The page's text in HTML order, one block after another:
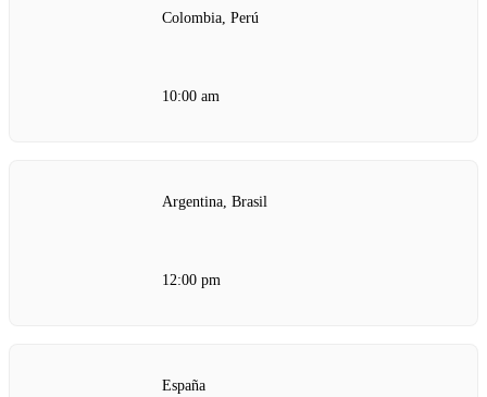
Colombia, Perú
10:00 am
Argentina, Brasil
12:00 pm
España